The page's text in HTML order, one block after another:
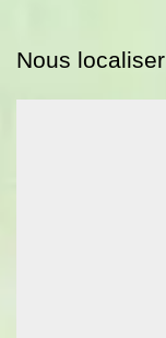
Nous localiser